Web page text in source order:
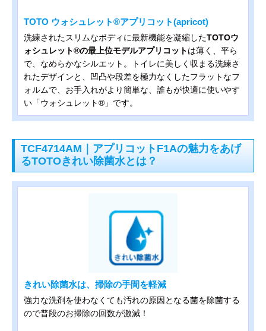
TOTO ウォシュレット®アプリコット(apricot)
洗練されたスリムなボディに最新機能を凝縮したTOTOウ
ォシュレット®の最上位モデルアプリコットは薄く、平ら
で、なめらかなシルエット。トイレに美しく収まる洗練さ
れたデザインと、凹凸や段差を極力なくしたフラットなフ
ォルムで、お手入れがより簡単な、誰もが快適に使いやす
い「ウォシュレット®」です。
TCF4714AM｜アプリコットF1Aの魅力をあげ
るTOTOきれい除菌水とは？
きれい除菌水は、掃除の手間を軽減
強力な洗剤を使わなくても汚れの原因となる菌を除菌する
ので普段のお掃除の回数が激減！